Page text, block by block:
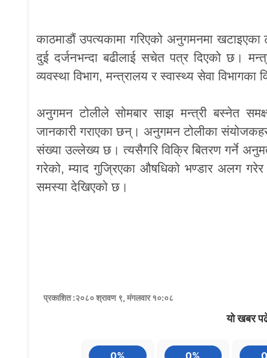
काठमाडौं उपत्यकामा गरिएको अनुगमनमा
दुई दर्जनभन्दा बढीलाई सचेत पत्र दिएको छ।
व्यवस्था विभाग, मन्त्रालय र स्वास्थ्य सेवा विभागका
अनुगमन टोलीले सोमबार साझ मन्त्री बस्नेत
जानकारी गराएका छन्। अनुगमन टोलीका
संख्या उल्लेख्य छ। त्यसैगरि विक्रि बितरण गर्ने
गरेको, म्याद गुज्रिएका औषधिको भण्डार अलग गरेर
समस्या देखिएको छ।
प्रकाशित :२०८० श्रावण ९, मंगलवार १०:०८
यो खबर
0% 0%